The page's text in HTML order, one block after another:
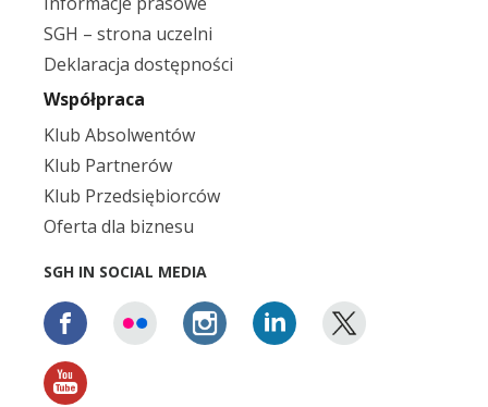
SGH – strona uczelni
Deklaracja dostępności
Współpraca
Klub Absolwentów
Klub Partnerów
Klub Przedsiębiorców
Oferta dla biznesu
SGH IN SOCIAL MEDIA
Facebook